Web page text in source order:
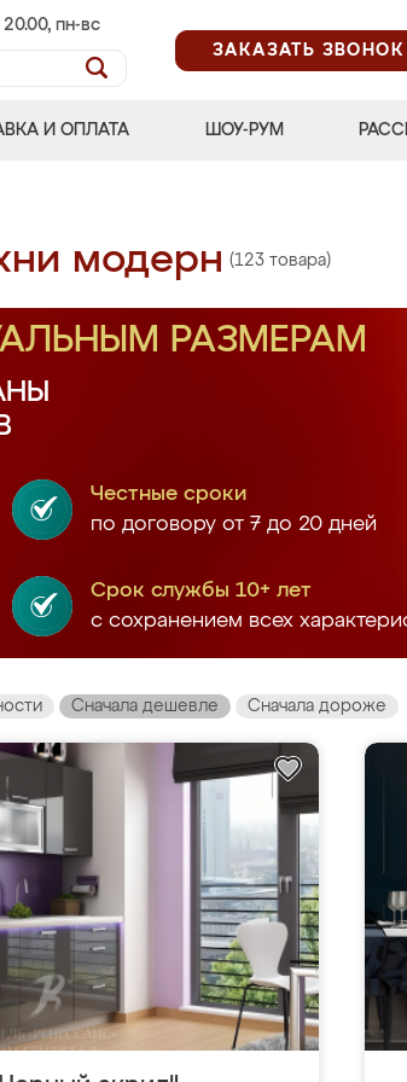
20.00, пн-вс
ЗАКАЗАТЬ ЗВОНОК
И ОПЛАТА ШОУ-РУМ
модерн (123 товара)
РАЗМЕРАМ
Честные сроки
по договору от 7 до 20 дней
Срок службы 10+ лет
с сохранением всех
Сначала дешевле Сначала дороже